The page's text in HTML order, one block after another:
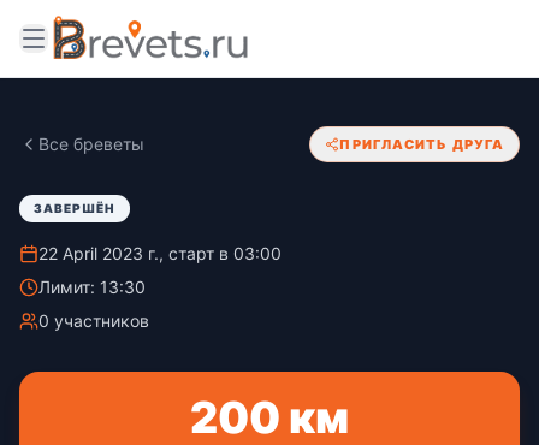
Все бреветы ПРИГЛАСИТЬ ДРУГА
ЗАВЕРШЁН
22 April 2023 г., старт в 03:00
Лимит: 13:30
0 участников
200 км